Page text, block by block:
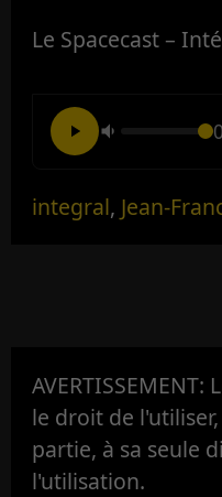
Le Spacecast –
integral, Jean-
le droit de
partie, à sa seule
l'utilisation.